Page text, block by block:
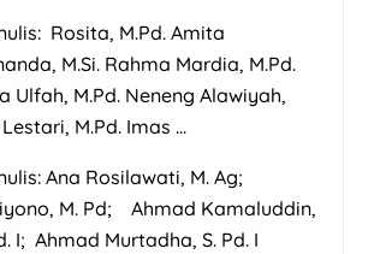
Rosita, M.Pd. Amita
M.Si. Rahma Mardia, M.Pd.
Ulfah, M.Pd. Neneng Alawiyah,
M.Pd. Imas ...
Ana Rosilawati, M. Ag;
M. Pd; Ahmad Kamaluddin,
I; Ahmad Murtadha, S. Pd. I